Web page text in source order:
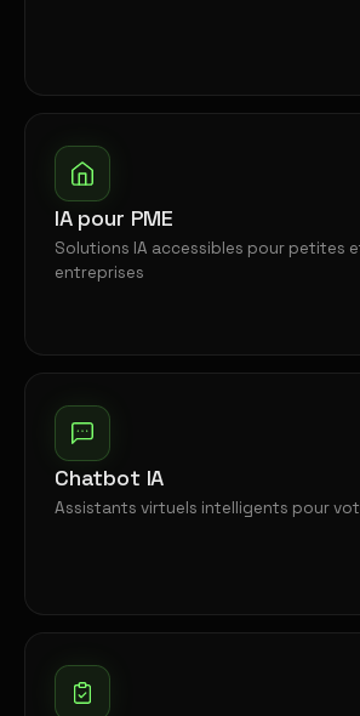
IA pour PME
Solutions IA accessibles pour petites
entreprises
Chatbot IA
Assistants virtuels intelligents pour